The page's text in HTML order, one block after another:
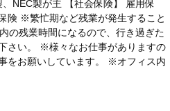
NEC製が主 【社会保険】 雇用保
険 ※繁忙期など残業が発生すること
の残業時間になるので、行き過ぎた
さい。 ※様々なお仕事がありますの
をお願いしています。 ※オフィス内